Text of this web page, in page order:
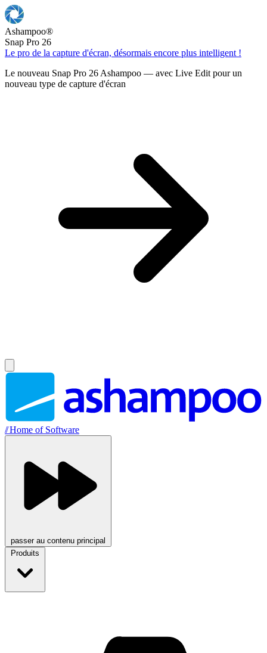
Ashampoo®
Snap Pro 26
Le pro de la capture d'écran, désormais encore plus intelligent !
Le nouveau Snap Pro 26 Ashampoo — avec Live Edit pour un
nouveau type de capture d'écran
//Home of Software
passer au contenu principal
Produits